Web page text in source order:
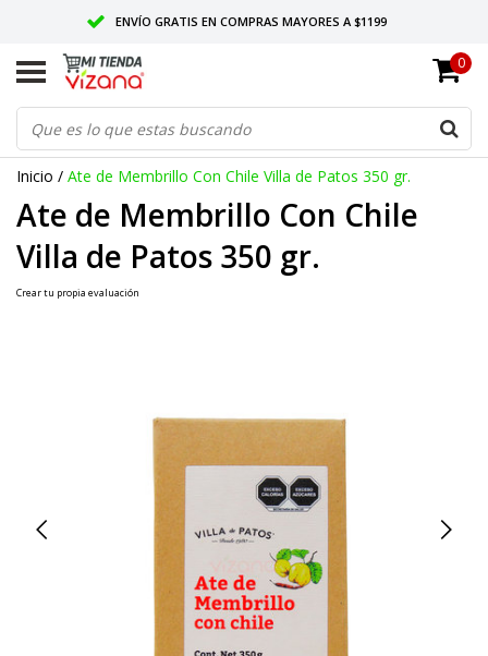
ENVÍO GRATIS EN COMPRAS MAYORES A $1199
CALIDAD VIZANA GARANTIZADA
0
Inicio / Ate de Membrillo Con Chile Villa de Patos 350 gr.
Ate de Membrillo Con Chile
Villa de Patos 350 gr.
Crear tu propia evaluación